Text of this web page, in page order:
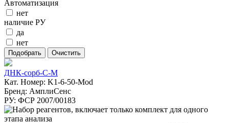
Автоматизация
нет
наличие РУ
да
нет
ДНК-сорб-С-М
Кат. Номер: K1-6-50-Mod
Бренд: АмплиСенс
РУ: ФСР 2007/00183